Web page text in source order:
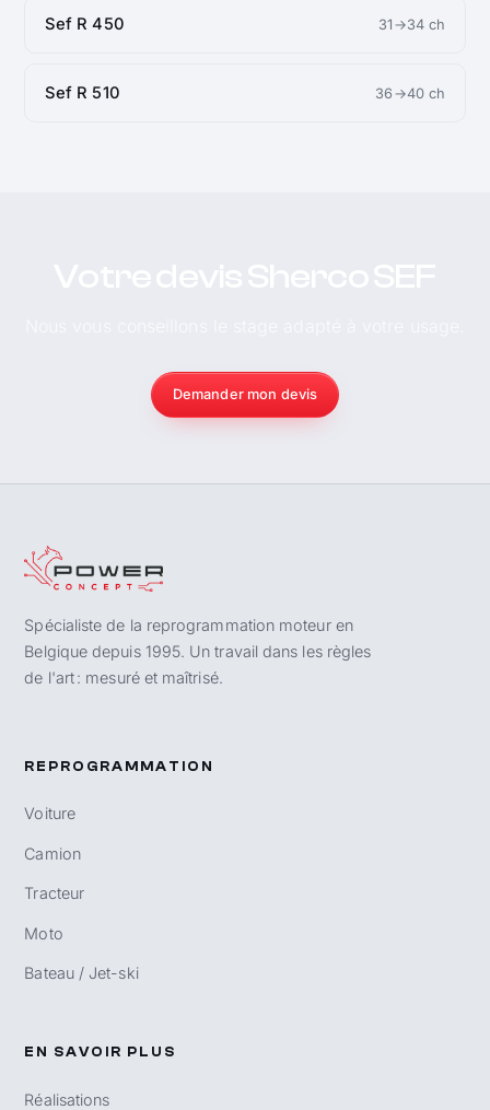
Sef R 450 31→34 ch
Sef R 510 36→40 ch
Demander mon devis
Spécialiste de la reprogrammation moteur en
Belgique depuis 1995. Un travail dans les règles
de l'art : mesuré et maîtrisé.
REPROGRAMMATION
Voiture
Camion
Tracteur
Moto
Bateau / Jet-ski
EN SAVOIR PLUS
Réalisations